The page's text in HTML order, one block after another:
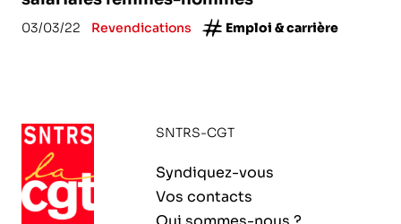
03/03/22 Revendications Emploi & carrière
SNTRS-CGT
Syndiquez-vous
Vos contacts